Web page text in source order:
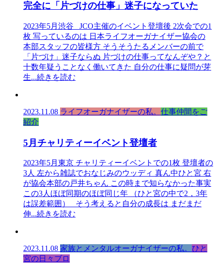
完全に「片づけの仕事」迷子になっていた
2023年5月渋谷 JCO主催のイベント登壇後 2次会での1
枚 写っているのは 日本ライフオーガナイザー協会の
本部スタッフの皆様方 そうそうたるメンバーの前で
「片づけ」迷子ならぬ 片づけの仕事ってなんぞや？と
十数年疑うことなく働いてきた 自分の仕事に疑問が芽
生...続きを読む
2023.11.08 ライフオーガナイザーの私。 仕事仲間をご
紹介
5月チャリティーイベント登壇者
2023年5月東京 チャリティーイベントでの1枚 登壇者の
3人 左から雑誌でおなじみのウッディ 真ん中ひと宮 右
が協会本部の戸井ちゃん この時まで知らなかった事実
この3人ほぼ同期のほぼ同じ年 （ひと宮の中で2，3年
は誤差範囲） そう考えると自分の成長は まだまだ
伸...続きを読む
2023.11.08 家族とメンタルオーガナイザーの私。 ひと
宮の日々ブロ